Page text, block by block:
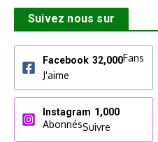
Suivez nous sur
Facebook 32,000Fans
J'aime
Instagram 1,000
AbonnésSuivre